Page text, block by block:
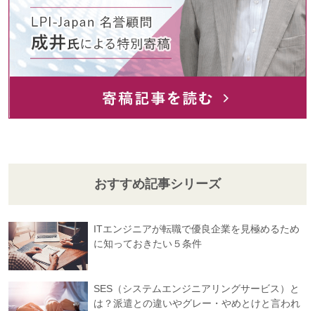
おすすめ記事シリーズ
ITエンジニアが転職で優良企業を見極めるため
に知っておきたい５条件
SES（システムエンジニアリングサービス）と
は？派遣との違いやグレー・やめとけと言われ